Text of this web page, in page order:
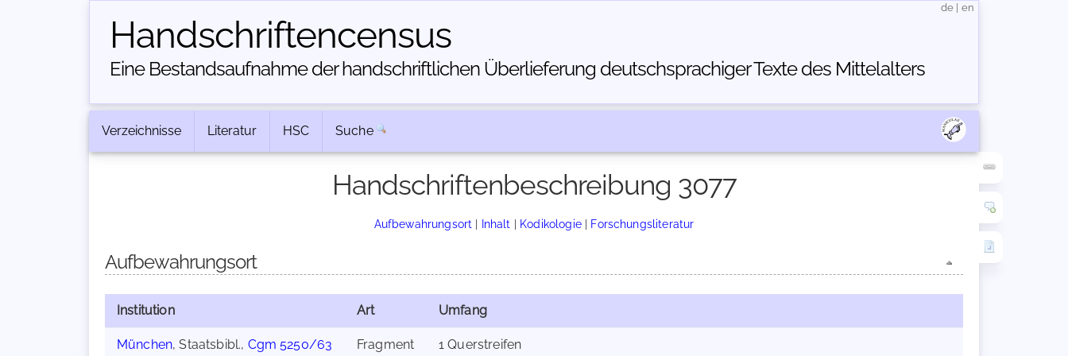
Handschriften­census
Eine Bestandsaufnahme der handschriftlichen Über­lieferung deutschsprachiger Texte des Mittelalters
de en
Verzeichnisse Literatur HSC Suche
Handschriftenbeschreibung 3077
Aufbewahrungsort | Inhalt | Kodikologie| Forschungsliteratur
Aufbewahrungsort
Institution Art Umfang
München, Staatsbibl., Cgm 5250/63 Fragment 1 Querstreifen